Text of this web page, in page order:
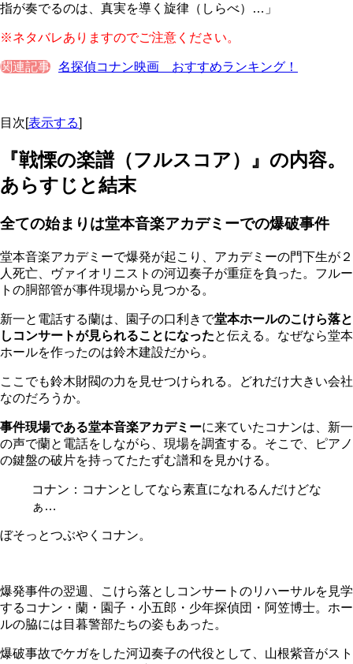
指が奏でるのは、真実を導く旋律（しらべ）…」
※ネタバレありますのでご注意ください。
関連記事 名探偵コナン映画 おすすめランキング！
目次[表示する]
『戦慄の楽譜（フルスコア）』の内容。
あらすじと結末
全ての始まりは堂本音楽アカデミーでの爆破事件
堂本音楽アカデミーで爆発が起こり、アカデミーの門下生が２
人死亡、ヴァイオリニストの河辺奏子が重症を負った。フルー
トの胴部管が事件現場から見つかる。
新一と電話する蘭は、園子の口利きで堂本ホールのこけら落と
しコンサートが見られることになったと伝える。なぜなら堂本
ホールを作ったのは鈴木建設だから。
ここでも鈴木財閥の力を見せつけられる。どれだけ大きい会社
なのだろうか。
事件現場である堂本音楽アカデミーに来ていたコナンは、新一
の声で蘭と電話をしながら、現場を調査する。そこで、ピアノ
の鍵盤の破片を持ってたたずむ譜和を見かける。
コナン：コナンとしてなら素直になれるんだけどな
ぁ…
ぼそっとつぶやくコナン。
爆発事件の翌週、こけら落としコンサートのリハーサルを見学
するコナン・蘭・園子・小五郎・少年探偵団・阿笠博士。ホー
ルの脇には目暮警部たちの姿もあった。
爆破事故でケガをした河辺奏子の代役として、山根紫音がスト